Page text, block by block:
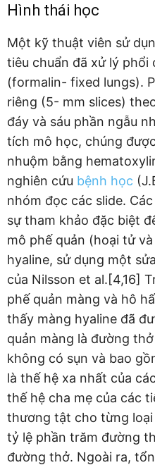
Hình thái học
Một kỹ thuật viên sử
tiêu chuẩn đã xử lý phổi
(formalin- fixed lungs).
riêng (5- mm slices)
đáy và sáu phần ngẫu
tích mô học, chúng
nhuộm bằng
nghiên cứu bệnh học
nhóm đọc các slide.
sự tham khảo đặc biệt
mô phế quản (hoại tử
hyaline, sử dụng một
của Nilsson et al.[4,16]
phế quản màng và hô
thấy màng hyaline đã
quản màng là đường
không có sụn và bao
là thế hệ xa nhất của
thế hệ cha mẹ của các
thương tật cho từng
tỷ lệ phần trăm đường
đường thở. Ngoài ra,